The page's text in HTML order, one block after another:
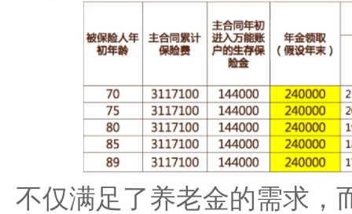
不仅满足了养老金的需求，